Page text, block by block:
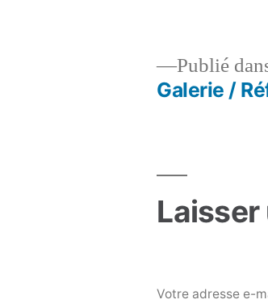
Publié
Galerie /
Votre adresse e-